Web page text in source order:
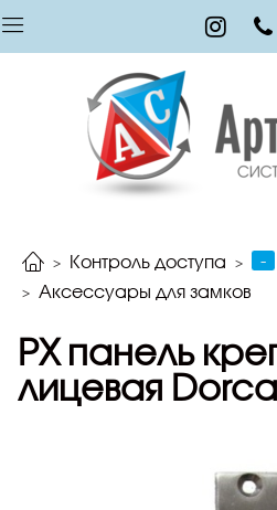
Контроль доступа
-
Аксессуары для замков
PX панель
лицевая